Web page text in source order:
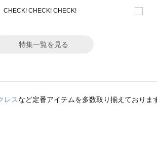
特集一覧を見る
レスなど定番アイテムを多数取り揃えておりま